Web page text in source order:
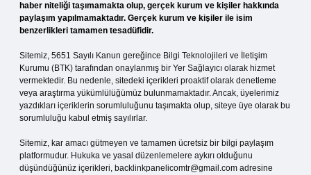
haber niteliği taşımamakta olup, gerçek kurum ve kişiler hakkında
paylaşım yapılmamaktadır. Gerçek kurum ve kişiler ile isim
benzerlikleri tamamen tesadüfidir.
Sitemiz, 5651 Sayılı Kanun gereğince Bilgi Teknolojileri ve İletişim
Kurumu (BTK) tarafından onaylanmış bir Yer Sağlayıcı olarak hizmet
vermektedir. Bu nedenle, sitedeki içerikleri proaktif olarak denetleme
veya araştırma yükümlülüğümüz bulunmamaktadır. Ancak, üyelerimiz
yazdıkları içeriklerin sorumluluğunu taşımakta olup, siteye üye olarak bu
sorumluluğu kabul etmiş sayılırlar.
Sitemiz, kar amacı gütmeyen ve tamamen ücretsiz bir bilgi paylaşım
platformudur. Hukuka ve yasal düzenlemelere aykırı olduğunu
düşündüğünüz içerikleri, backlinkpanelicomtr@gmail.com adresine